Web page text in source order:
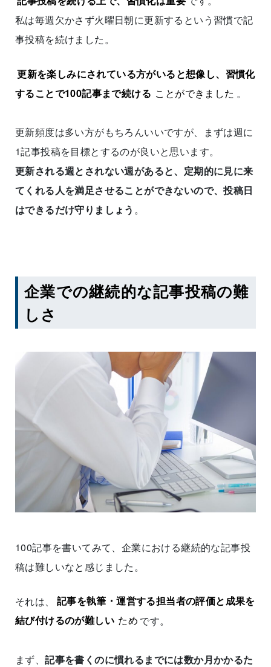
私は毎週欠かさず火曜日朝に更新するという習慣で記
事投稿を続けました。
更新を楽しみにされている方がいると想像し、習慣化
することで100記事まで続ける ことができました 。
更新頻度は多い方がもちろんいいですが、まずは週に
1記事投稿を目標とするのが良いと思います。
更新される週とされない週があると、定期的に見に来
てくれる人を満足させることができないので、投稿日
はできるだけ守りましょう 。
企業での継続的な記事投稿の難
しさ
100記事を書いてみて、企業における継続的な記事投
稿は難しいなと感じました。
それは、
記事を執筆・運営する担当者の評価と成果を
結び付けるのが難しい ため です。
まず、記事を書くのに慣れるまでには数か月かかるた